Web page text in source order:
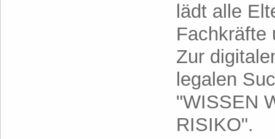
lädt alle
Fachkräfte
Zur
legalen
"WISSEN
RISIKO".